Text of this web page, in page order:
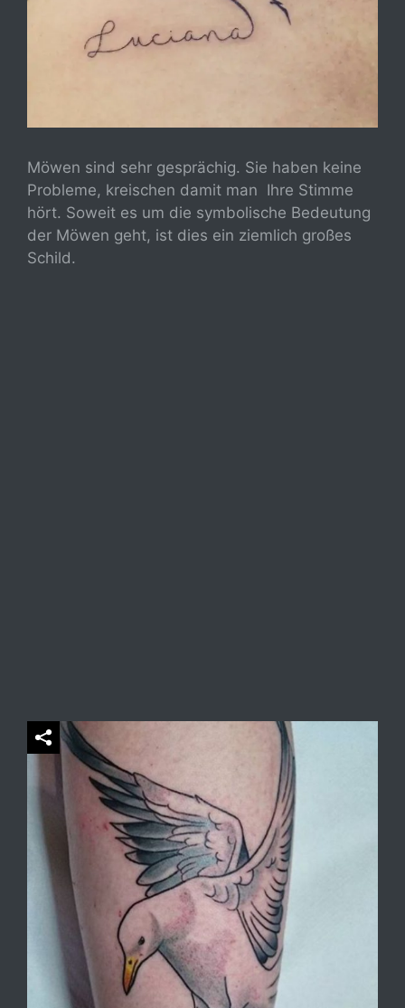
Möwen sind sehr gesprächig. Sie haben keine
Probleme, kreischen damit man Ihre Stimme
hört. Soweit es um die symbolische Bedeutung
der Möwen geht, ist dies ein ziemlich großes
Schild.